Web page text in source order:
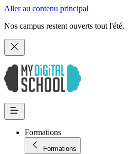
Aller au contenu principal
Nos campus restent ouverts tout l'été.
Formations
Formations